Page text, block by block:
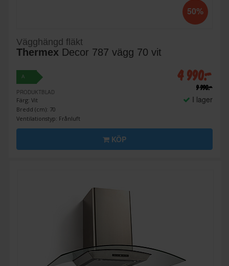
50%
Vägghängd fläkt
Thermex Decor 787 vägg 70 vit
A
PRODUKTBLAD
Färg: Vit
Bredd (cm): 70
Ventilationstyp: Frånluft
4 990:-
9 990:-
I lager
KÖP